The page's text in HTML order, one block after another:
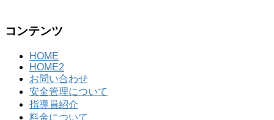
コンテンツ
HOME
HOME2
お問い合わせ
安全管理について
指導員紹介
料金について